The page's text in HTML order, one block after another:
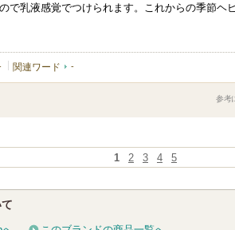
で乳液感覚でつけられます。これからの季節ヘ
関連ワード -
参考
1 2 3 4 5